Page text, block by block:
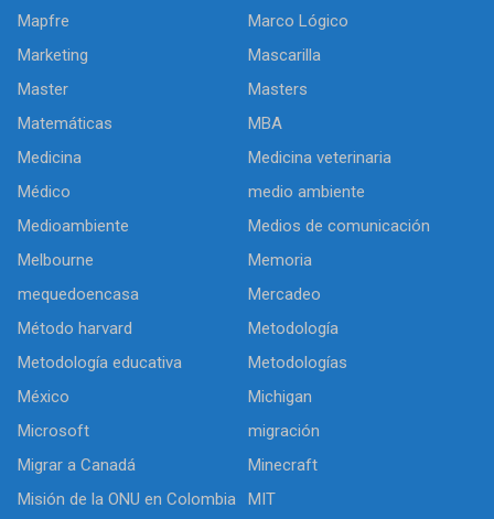
Mapfre
Marco Lógico
Marketing
Mascarilla
Master
Masters
Matemáticas
MBA
Medicina
Medicina veterinaria
Médico
medio ambiente
Medioambiente
Medios de comunicación
Melbourne
Memoria
mequedoencasa
Mercadeo
Método harvard
Metodología
Metodología educativa
Metodologías
México
Michigan
Microsoft
migración
Migrar a Canadá
Minecraft
Misión de la ONU en Colombia
MIT